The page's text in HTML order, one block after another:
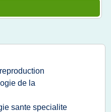
de la
sante specialite